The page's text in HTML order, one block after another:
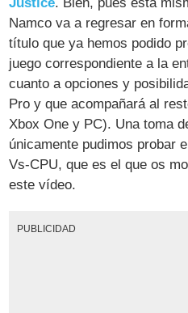
Namco va a regresar en
título que ya hemos podido
juego correspondiente a la
cuanto a opciones y
Pro y que acompañará al
Xbox One y PC). Una toma
únicamente pudimos probar
Vs-CPU, que es el que os
este vídeo.
PUBLICIDAD